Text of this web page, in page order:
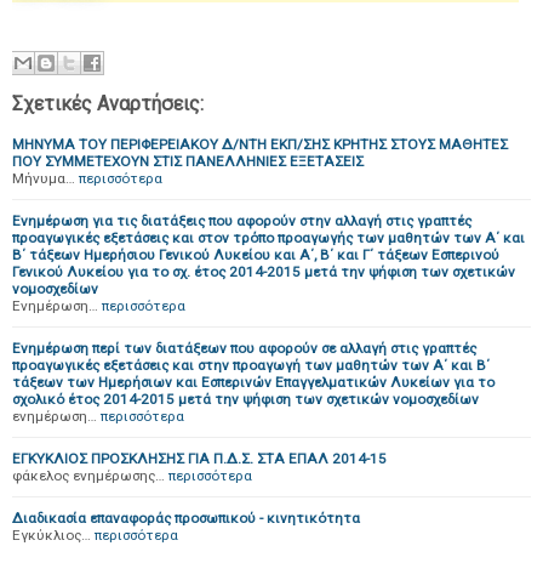
Σχετικές Αναρτήσεις:
ΜΗΝΥΜΑ ΤΟΥ ΠΕΡΙΦΕΡΕΙΑΚΟΥ Δ/ΝΤΗ ΕΚΠ/ΣΗΣ ΚΡΗΤΗΣ ΣΤΟΥΣ ΜΑΘΗΤΕΣ
ΠΟΥ ΣΥΜΜΕΤΕΧΟΥΝ ΣΤΙΣ ΠΑΝΕΛΛΗΝΙΕΣ ΕΞΕΤΑΣΕΙΣ
Μήνυμα… περισσότερα
Ενημέρωση για τις διατάξεις που αφορούν στην αλλαγή στις γραπτές
προαγωγικές εξετάσεις και στον τρόπο προαγωγής των μαθητών των Α΄ και
Β΄ τάξεων Ημερήσιου Γενικού Λυκείου και Α΄, Β΄ και Γ΄ τάξεων Εσπερινού
Γενικού Λυκείου για το σχ. έτος 2014-2015 μετά την ψήφιση των σχετικών
νομοσχεδίων
Ενημέρωση… περισσότερα
Ενημέρωση περί των διατάξεων που αφορούν σε αλλαγή στις γραπτές
προαγωγικές εξετάσεις και στην προαγωγή των μαθητών των Α΄ και Β΄
τάξεων των Ημερήσιων και Εσπερινών Επαγγελματικών Λυκείων για το
σχολικό έτος 2014-2015 μετά την ψήφιση των σχετικών νομοσχεδίων
ενημέρωση… περισσότερα
ΕΓΚΥΚΛΙΟΣ ΠΡΟΣΚΛΗΣΗΣ ΓΙΑ Π.Δ.Σ. ΣΤΑ ΕΠΑΛ 2014-15
φάκελος ενημέρωσης… περισσότερα
Διαδικασία επαναφοράς προσωπικού - κινητικότητα
Εγκύκλιος… περισσότερα